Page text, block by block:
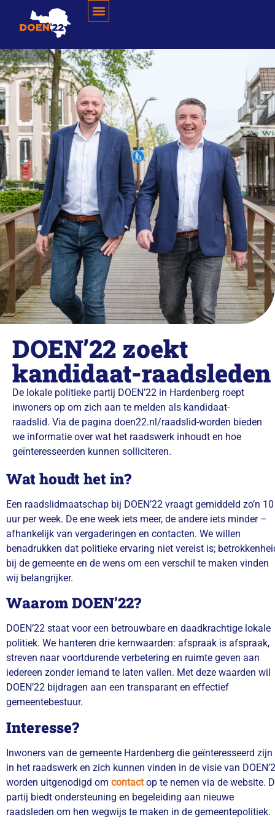
DOEN’22 zoekt
kandidaat-raadsleden
De lokale politieke partij DOEN’22 in Hardenberg roept
inwoners op om zich aan te melden als kandidaat-
raadslid. Via de pagina doen22.nl/raadslid-worden bieden
we informatie over wat het raadswerk inhoudt en hoe
geïnteresseerden kunnen solliciteren.
Wat houdt het in?
Een raadslidmaatschap bij DOEN’22 vraagt gemiddeld zo’n 10
uur per week. De ene week iets meer, de andere iets minder –
afhankelijk van vergaderingen en contacten. We willen
benadrukken dat politieke ervaring niet vereist is;
bij de gemeente en de wens om een verschil te maken vinden
wij belangrijker.
Waarom DOEN’22?
DOEN’22 staat voor een betrouwbare en daadkrachtige lokale
politiek. We hanteren drie kernwaarden: afspraak is afspraak,
streven naar voortdurende verbetering en ruimte geven aan
iedereen zonder iemand te laten vallen. Met deze waarden wil
DOEN’22 bijdragen aan een transparant en effectief
gemeentebestuur.
Interesse?
Inwoners van de gemeente Hardenberg die geïnteresseerd zijn
in het raadswerk en zich kunnen vinden in de visie van
worden uitgenodigd om contactop te nemen via de website.
partij biedt ondersteuning en begeleiding aan nieuwe
raadsleden om hen wegwijs te maken in de gemeentepolitiek.